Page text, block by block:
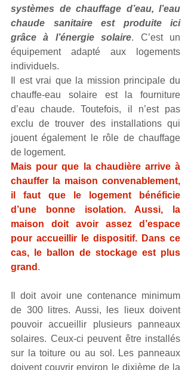
systèmes de chauffage d’eau, l’eau
chaude sanitaire est produite ici
grâce à l’énergie solaire. C’est un
équipement adapté aux logements
individuels.
Il est vrai que la mission principale du
chauffe-eau solaire est la fourniture
d’eau chaude. Toutefois, il n’est pas
exclu de trouver des installations qui
jouent également le rôle de chauffage
de logement.
Mais pour que la chaudière arrive à
chauffer la maison convenablement,
il faut que le logement bénéficie
d’une bonne isolation. Aussi, la
maison doit avoir assez d’espace
pour accueillir le dispositif. Dans ce
cas, le ballon de stockage est plus
grand .
Il doit avoir une contenance minimum
de 300 litres. Aussi, les lieux doivent
pouvoir accueillir plusieurs panneaux
solaires. Ceux-ci peuvent être installés
sur la toiture ou au sol. Les panneaux
doivent couvrir environ le dixième de la